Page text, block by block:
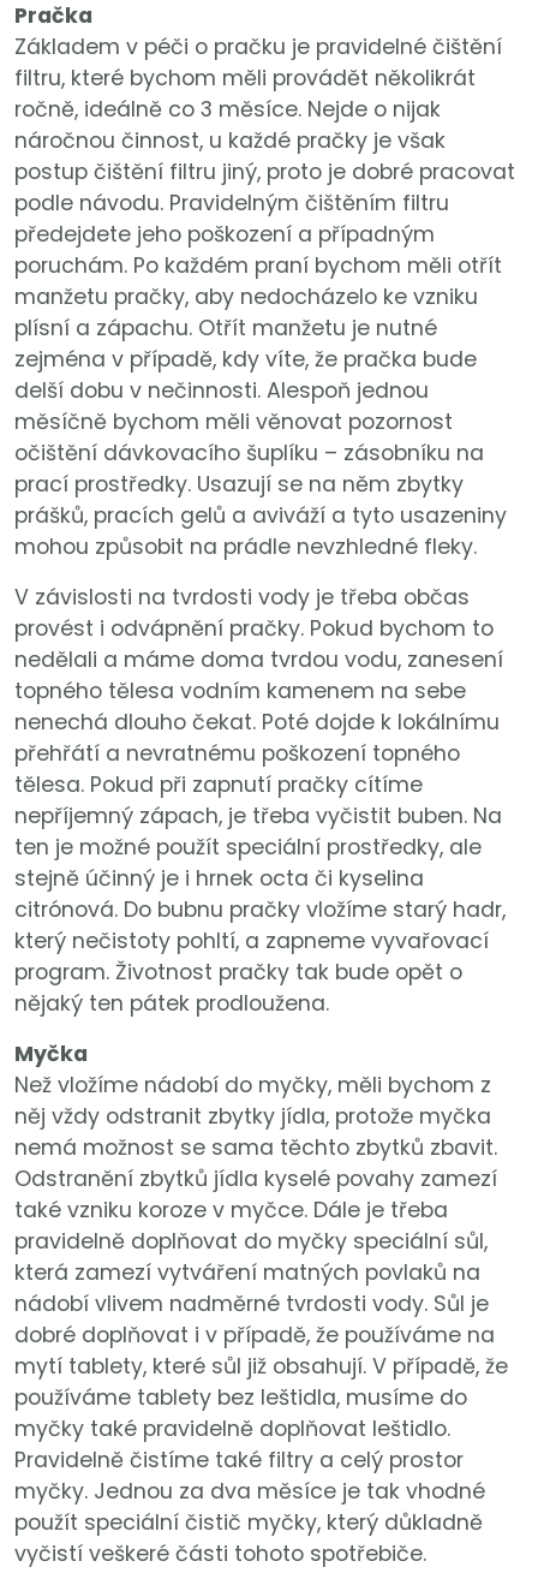
Pračka
Základem v péči o pračku je pravidelné čištění
filtru, které bychom měli provádět několikrát
ročně, ideálně co 3 měsíce. Nejde o nijak
náročnou činnost, u každé pračky je však
postup čištění filtru jiný, proto je dobré pracovat
podle návodu. Pravidelným čištěním filtru
předejdete jeho poškození a případným
poruchám. Po každém praní bychom měli otřít
manžetu pračky, aby nedocházelo ke vzniku
plísní a zápachu. Otřít manžetu je nutné
zejména v případě, kdy víte, že pračka bude
delší dobu v nečinnosti. Alespoň jednou
měsíčně bychom měli věnovat pozornost
očištění dávkovacího šuplíku – zásobníku na
prací prostředky. Usazují se na něm zbytky
prášků, pracích gelů a aviváží a tyto usazeniny
mohou způsobit na prádle nevzhledné fleky.
V závislosti na tvrdosti vody je třeba občas
provést i odvápnění pračky. Pokud bychom to
nedělali a máme doma tvrdou vodu, zanesení
topného tělesa vodním kamenem na sebe
nenechá dlouho čekat. Poté dojde k lokálnímu
přehřátí a nevratnému poškození topného
tělesa. Pokud při zapnutí pračky cítíme
nepříjemný zápach, je třeba vyčistit buben. Na
ten je možné použít speciální prostředky, ale
stejně účinný je i hrnek octa či kyselina
citrónová. Do bubnu pračky vložíme starý hadr,
který nečistoty pohltí, a zapneme vyvařovací
program. Životnost pračky tak bude opět o
nějaký ten pátek prodloužena.
Myčka
Než vložíme nádobí do myčky, měli bychom z
něj vždy odstranit zbytky jídla, protože myčka
nemá možnost se sama těchto zbytků zbavit.
Odstranění zbytků jídla kyselé povahy zamezí
také vzniku koroze v myčce. Dále je třeba
pravidelně doplňovat do myčky speciální sůl,
která zamezí vytváření matných povlaků na
nádobí vlivem nadměrné tvrdosti vody. Sůl je
dobré doplňovat i v případě, že používáme na
mytí tablety, které sůl již obsahují. V případě, že
používáme tablety bez leštidla, musíme do
myčky také pravidelně doplňovat leštidlo.
Pravidelně čistíme také filtry a celý prostor
myčky. Jednou za dva měsíce je tak vhodné
použít speciální čistič myčky, který důkladně
vyčistí veškeré části tohoto spotřebiče.